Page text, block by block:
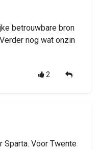
betrouwbare bron
nog wat onzin
2
Sparta. Voor Twente